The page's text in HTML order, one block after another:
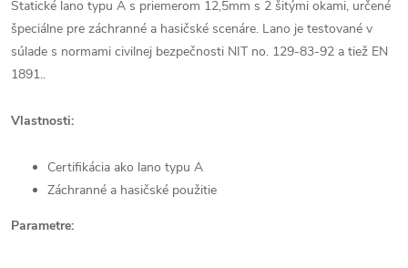
Statické lano typu A s priemerom 12,5mm s 2 šitými okami, určené
špeciálne pre záchranné a hasičské scenáre. Lano je testované v
súlade s normami civilnej bezpečnosti NIT no. 129-83-92 a tiež EN
1891..
Vlastnosti:
Certifikácia ako lano typu A
Záchranné a hasičské použitie
Parametre: